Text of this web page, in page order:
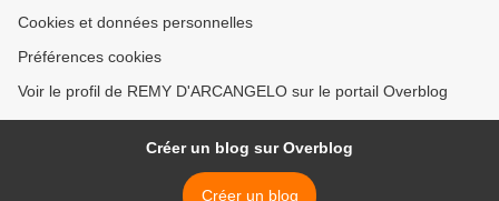
Cookies et données personnelles
Préférences cookies
Voir le profil de REMY D'ARCANGELO sur le portail Overblog
Créer un blog sur Overblog
Créer un blog